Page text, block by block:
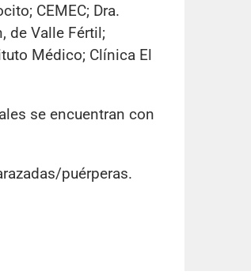
CEMEC; Dra.
de Valle Fértil;
Médico; Clínica El
se encuentran con
puérperas.